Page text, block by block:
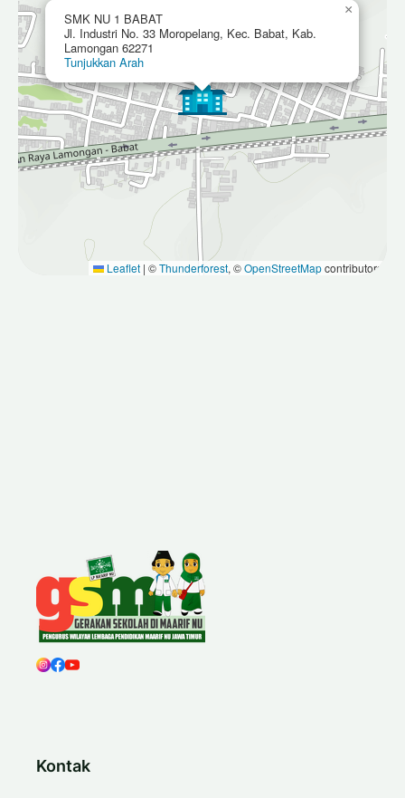
SMK NU 1 BABAT
Jl. Industri No. 33 Moropelang, Kec. Babat, Kab.
Lamongan 62271
Tunjukkan Arah
×
Leaflet | ©Thunderforest, ©OpenStreetMapcontributors
Kontak